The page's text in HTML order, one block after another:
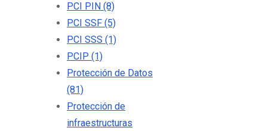
PCI PIN (8)
PCI SSF (5)
PCI SSS (1)
PCIP (1)
Protección de Datos
(81)
Protección de
infraestructuras